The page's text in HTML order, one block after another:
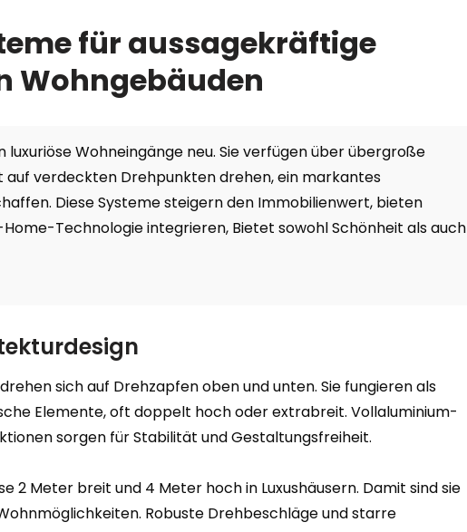
für aussagekräftige
Wohngebäuden
Wohneingänge neu. Sie verfügen über übergroße
auf verdeckten Drehpunkten drehen, ein markantes
Diese Systeme steigern den Immobilienwert, bieten
Technologie integrieren, Bietet sowohl Schönheit als auch
sich auf Drehzapfen oben und unten. Sie fungieren als
Elemente, oft doppelt hoch oder extrabreit. Vollaluminium-
sorgen für Stabilität und Gestaltungsfreiheit.
2 Meter breit und 4 Meter hoch in Luxushäusern. Damit sind sie
Robuste Drehbeschläge und starre